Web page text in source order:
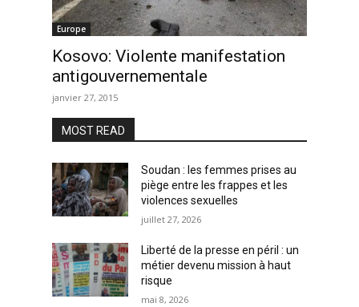
Europe
Kosovo: Violente manifestation
antigouvernementale
janvier 27, 2015
MOST READ
Soudan : les femmes prises au
piège entre les frappes et les
violences sexuelles
juillet 27, 2026
Liberté de la presse en péril : un
métier devenu mission à haut
risque
mai 8, 2026